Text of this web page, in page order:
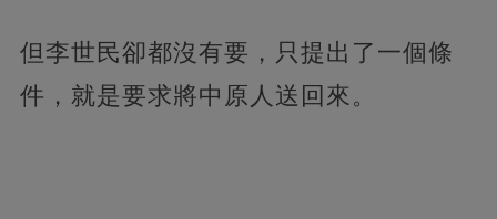
但李世民卻都沒有要，只提出了一個條
件，就是要求將中原人送回來。